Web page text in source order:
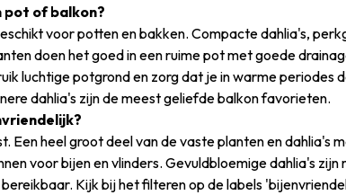
pot of balkon?
voor potten en bakken. Compacte dahlia's,
doen het goed in een ruime pot met goede
luchtige potgrond en zorg dat je in warme periodes
dahlia's zijn de meest geliefde balkon favorieten.
Een heel groot deel van de vaste planten en dahlia's
voor bijen en vlinders. Gevuldbloemige dahlia's zijn
Kijk bij het filteren op de labels